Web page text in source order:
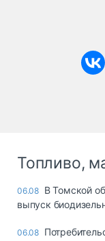
Топливо,
06.08 В Томской
выпуск
06.08